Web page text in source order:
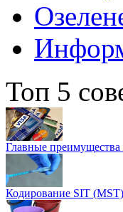
Топ 5
Главные преимущества
Кодирование SIT